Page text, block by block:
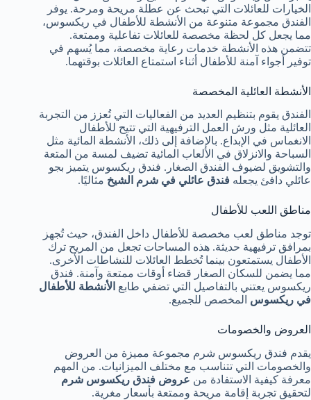
الخيارات للعائلات التي تبحث عن عطلة مريحة ومرحة. يوفر
الفندق مجموعة متنوعة من الأنشطة للأطفال في ريكسوس،
مما يجعل كل لحظة مخصصة للعائلات تفاعلية وممتعة.
تتضمن هذه الأنشطة خدمات رعاية مخصصة، مما يُسهم في
توفير أجواء آمنة للأطفال أثناء استمتاع العائلات بوقتهما.
الأنشطة العائلية المخصصة
الفندق يقوم بتنظيم العديد من الفعاليات التي تُعزز من التجربة
العائلية مثل ورش العمل الترفيهية التي تتيح للأطفال
الانغماس في الإبداع. بالإضافة إلى ذلك، الأنشطة المائية مثل
السباحة والانزلاق في الألعاب المائية تضيف لمسة من المتعة
والتشويق لضيوف الفندق الصغار. فندق ريكسوس يتميز بجو
عائلي دافئ يجعله فندق عائلي في شرم الشيخ مثاليًا.
مناطق اللعب للأطفال
توجد مناطق لعب مخصصة للأطفال داخل الفندق، حيث تُجهز
بمرافق ترفيهية حديثة. هذه المساحات تجعل من المريح ترك
الأطفال يستمتعون بينما تُخطط العائلات للنشاطات الأخرى.
مما يضمن للسكان الصغار قضاء أوقات ممتعة وآمنة. فندق
ريكسوس يعتني بالتفاصيل التي تضفي طابع الأنشطة للأطفال
في ريكسوس المخصص للجميع.
العروض والخصومات
يقدم فندق ريكسوس شرم مجموعة مميزة من العروض
والخصومات التي تتناسب مع مختلف الميزانيات. من المهم
معرفة كيفية الاستفادة من عروض فندق ريكسوس شرم
لتحقيق تجربة إقامة مريحة وممتعة بأسعار مغرية.